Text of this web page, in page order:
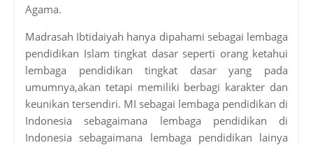
Agama.
Madrasah Ibtidaiyah hanya dipahami sebagai lembaga
pendidikan Islam tingkat dasar seperti orang ketahui
lembaga pendidikan tingkat dasar yang pada
umumnya,akan tetapi memiliki berbagi karakter dan
keunikan tersendiri. MI sebagai lembaga pendidikan di
Indonesia sebagaimana lembaga pendidikan di
Indonesia sebagaimana lembaga pendidikan lainya